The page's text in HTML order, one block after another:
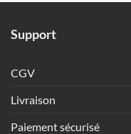
Support
CGV
Livraison
Paiement sécurisé